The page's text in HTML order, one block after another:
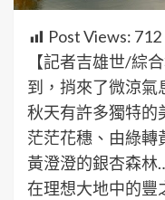
Post Views: 712
【記者吉雄世/綜
到，捎來了微涼氣
秋天有許多獨特的
茫茫花穗、由綠轉
黃澄澄的銀杏森林
在理想大地中的豐